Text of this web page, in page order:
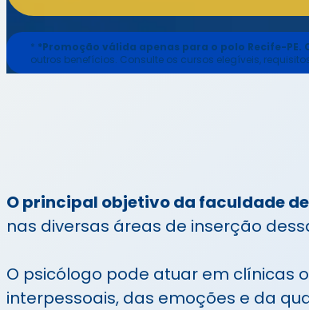
* *Promoção válida apenas para o polo Recife-
outros benefícios. Consulte os cursos elegíveis,
O principal objetivo da faculdade
nas diversas áreas de inserção
O psicólogo pode atuar em clínicas
interpessoais, das emoções e da